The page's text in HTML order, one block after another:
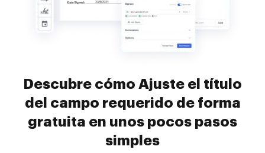
Descubre cómo Ajuste el título
del campo requerido de forma
gratuita en unos pocos pasos
simples